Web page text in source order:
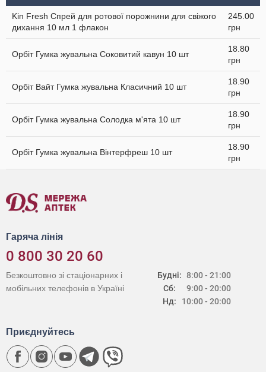
Kin Fresh Спрей для ротової порожнини для свіжого
дихання 10 мл 1 флакон
245.00
грн
Орбіт Гумка жувальна Соковитий кавун 10 шт
18.80
грн
Орбіт Вайт Гумка жувальна Класичний 10 шт
18.90
грн
Орбіт Гумка жувальна Солодка м'ята 10 шт
18.90
грн
Орбіт Гумка жувальна Вінтерфреш 10 шт
18.90
грн
Гаряча лінія
0 800 30 20 60
Будні:
Сб:
Нд:
8:00 - 21:00
9:00 - 20:00
10:00 - 20:00
Безкоштовно зі стаціонарних і
мобільних телефонів в Україні
Приєднуйтесь